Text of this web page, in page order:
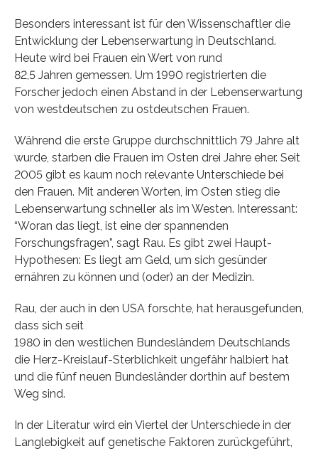
Besonders interessant ist für den Wissenschaftler die
Entwicklung der Lebenserwartung in Deutschland.
Heute wird bei Frauen ein Wert von rund
82,5 Jahren gemessen. Um 1990 registrierten die
Forscher jedoch einen Abstand in der Lebenserwartung
von westdeutschen zu ostdeutschen Frauen.
Während die erste Gruppe durchschnittlich 79 Jahre alt
wurde, starben die Frauen im Osten drei Jahre eher. Seit
2005 gibt es kaum noch relevante Unterschiede bei
den Frauen. Mit anderen Worten, im Osten stieg die
Lebenserwartung schneller als im Westen. Interessant:
“Woran das liegt, ist eine der spannenden
Forschungsfragen”, sagt Rau. Es gibt zwei Haupt-
Hypothesen: Es liegt am Geld, um sich gesünder
ernähren zu können und (oder) an der Medizin.
Rau, der auch in den USA forschte, hat herausgefunden,
dass sich seit
1980 in den westlichen Bundesländern Deutschlands
die Herz-Kreislauf-Sterblichkeit ungefähr halbiert hat
und die fünf neuen Bundesländer dorthin auf bestem
Weg sind.
In der Literatur wird ein Viertel der Unterschiede in der
Langlebigkeit auf genetische Faktoren zurückgeführt,